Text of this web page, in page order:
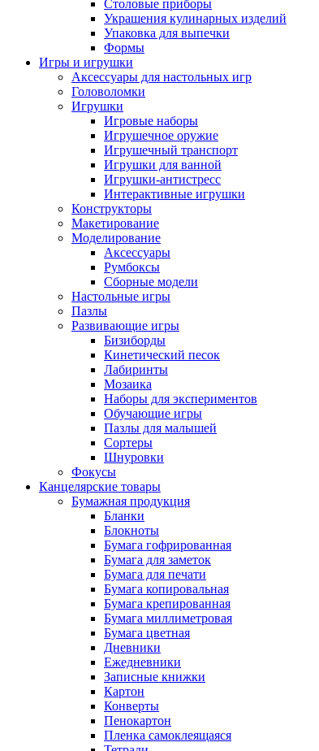
Столовые приборы
Украшения кулинарных изделий
Упаковка для выпечки
Формы
Игры и игрушки
Аксессуары для настольных игр
Головоломки
Игрушки
Игровые наборы
Игрушечное оружие
Игрушечный транспорт
Игрушки для ванной
Игрушки-антистресс
Интерактивные игрушки
Конструкторы
Макетирование
Моделирование
Аксессуары
Румбоксы
Сборные модели
Настольные игры
Пазлы
Развивающие игры
Бизиборды
Кинетический песок
Лабиринты
Мозаика
Наборы для экспериментов
Обучающие игры
Пазлы для малышей
Сортеры
Шнуровки
Фокусы
Канцелярские товары
Бумажная продукция
Бланки
Блокноты
Бумага гофрированная
Бумага для заметок
Бумага для печати
Бумага копировальная
Бумага крепированная
Бумага миллиметровая
Бумага цветная
Дневники
Ежедневники
Записные книжки
Картон
Конверты
Пенокартон
Пленка самоклеящаяся